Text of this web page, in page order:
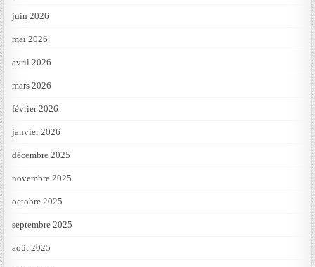
juin 2026
mai 2026
avril 2026
mars 2026
février 2026
janvier 2026
décembre 2025
novembre 2025
octobre 2025
septembre 2025
août 2025